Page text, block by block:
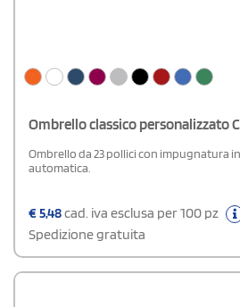
Ombrello classico personalizzato
Ombrello da 23 pollici con impugnatura
automatica.
€5,48cad. iva esclusa per 100 pz
Spedizione gratuita